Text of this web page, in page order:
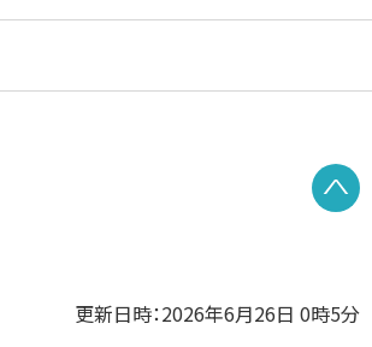
更新日時：2026年6月26日 0時5分